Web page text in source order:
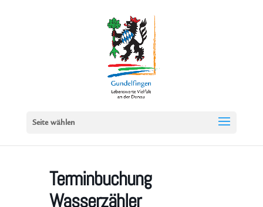
Seite wählen
Terminbuchung
Wasserzähler